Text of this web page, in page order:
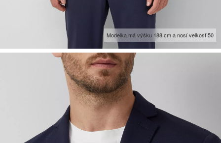
Modelka má výšku 188 cm a nosí veľkosť 50